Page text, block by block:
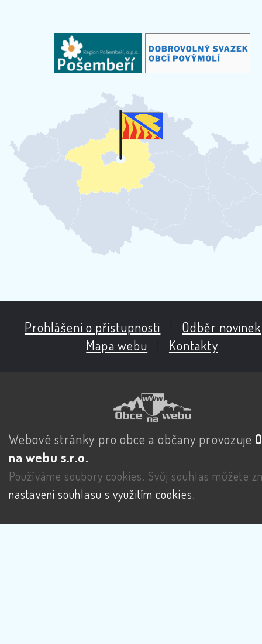
Prohlášení o přístupnosti Odběr novinek
Mapa webu
Kontakty
Webové stránky pro obce a občany provozuje
na webu s.r.o.
Používáme soubory cookies. Svůj souhlas můžete
nastavení souhlasu s využitím cookies.